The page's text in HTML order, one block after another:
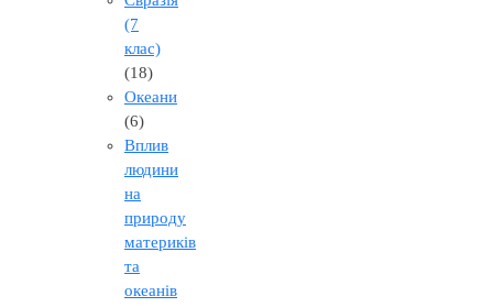
(7
клас)
(18)
Океани
(6)
Вплив
людини
на
природу
материків
та
океанів